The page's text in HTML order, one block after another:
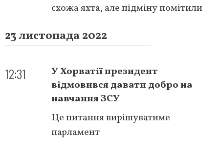
схожа яхта, але підміну помітили
23 листопада 2022
12:31
У Хорватії президент
відмовився давати добро на
навчання ЗСУ
Це питання вирішуватиме
парламент